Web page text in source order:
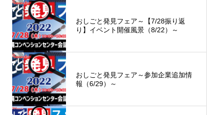
おしごと発見フェア～【7/28振り返
り】イベント開催風景（8/22）～
おしごと発見フェア～参加企業追加情
報（6/29）～